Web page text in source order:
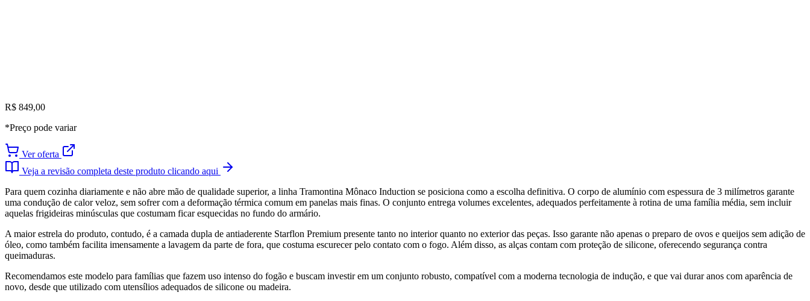
R$ 849,00
*Preço pode variar
Ver oferta
Veja a revisão completa deste produto clicando aqui
Para quem cozinha diariamente e não abre mão de qualidade superior, a linha Tramontina Mônaco Induction se posiciona como a escolha definitiva. O corpo de alumínio com espessura de 3 milímetros garante
uma condução de calor veloz, sem sofrer com a deformação térmica comum em panelas mais finas. O conjunto entrega volumes excelentes, adequados perfeitamente à rotina de uma família média, sem incluir
aquelas frigideiras minúsculas que costumam ficar esquecidas no fundo do armário.
A maior estrela do produto, contudo, é a camada dupla de antiaderente Starflon Premium presente tanto no interior quanto no exterior das peças. Isso garante não apenas o preparo de ovos e queijos sem adição de
óleo, como também facilita imensamente a lavagem da parte de fora, que costuma escurecer pelo contato com o fogo. Além disso, as alças contam com proteção de silicone, oferecendo segurança contra
queimaduras.
Recomendamos este modelo para famílias que fazem uso intenso do fogão e buscam investir em um conjunto robusto, compatível com a moderna tecnologia de indução, e que vai durar anos com aparência de
novo, desde que utilizado com utensílios adequados de silicone ou madeira.